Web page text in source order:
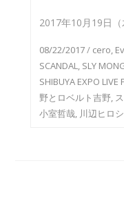
2017年10月19日（
08/22/2017/ cero,
SCANDAL, SLY
SHIBUYA EXPO
野とロベルト吉野,
小室哲哉, 川辺ヒロシ